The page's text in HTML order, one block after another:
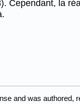
Cependant, la
and was authored,